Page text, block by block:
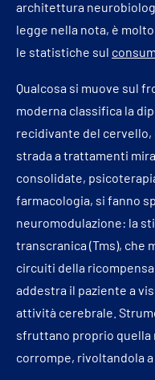
architettura
legge nella nota, è
le statistiche sul
Qualcosa si muove sul
moderna classifica la
recidivante del
strada a trattamenti
consolidate,
farmacologia, si fanno
neuromodulazione: la
transcranica (Tms), che
circuiti della
addestra il paziente a
attività cerebrale.
sfruttano proprio quella
corrompe, rivoltandola